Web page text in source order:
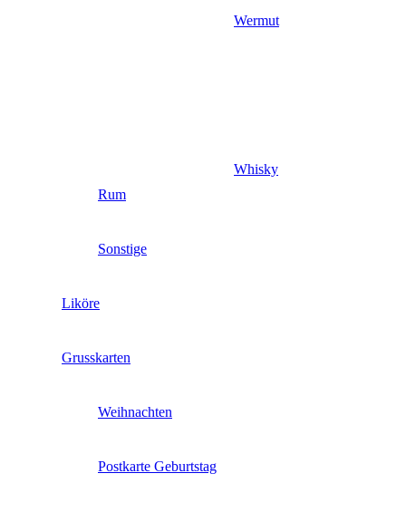
Wermut
Whisky
Rum
Sonstige
Liköre
Grusskarten
Weihnachten
Postkarte Geburtstag